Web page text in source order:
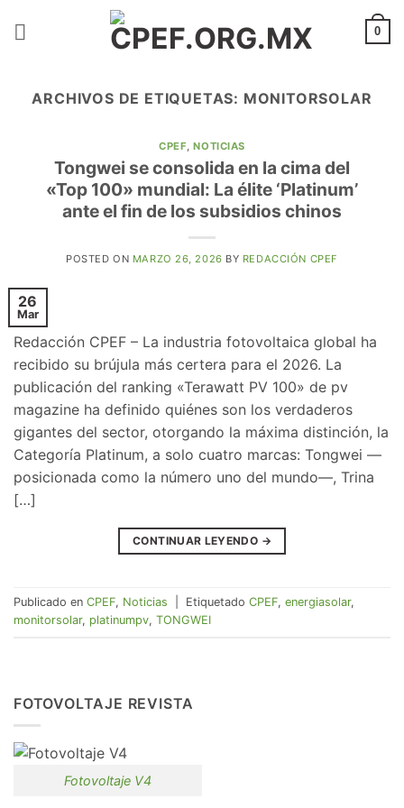
0
ARCHIVOS DE ETIQUETAS: MONITORSOLAR
CPEF,NOTICIAS
Tongwei se consolida en la cima del
«Top 100» mundial: La élite ‘Platinum’
ante el fin de los subsidios chinos
POSTED ON MARZO 26, 2026 BY REDACCIÓN CPEF
26
Mar
Redacción CPEF – La industria fotovoltaica global ha
recibido su brújula más certera para el 2026. La
publicación del ranking «Terawatt PV 100» de pv
magazine ha definido quiénes son los verdaderos
gigantes del sector, otorgando la máxima distinción, la
Categoría Platinum, a solo cuatro marcas: Tongwei —
posicionada como la número uno del mundo—, Trina
[…]
CONTINUAR LEYENDO →
Publicado en CPEF, Noticias Etiquetado CPEF, energiasolar,
monitorsolar, platinumpv, TONGWEI
FOTOVOLTAJE REVISTA
Fotovoltaje V4